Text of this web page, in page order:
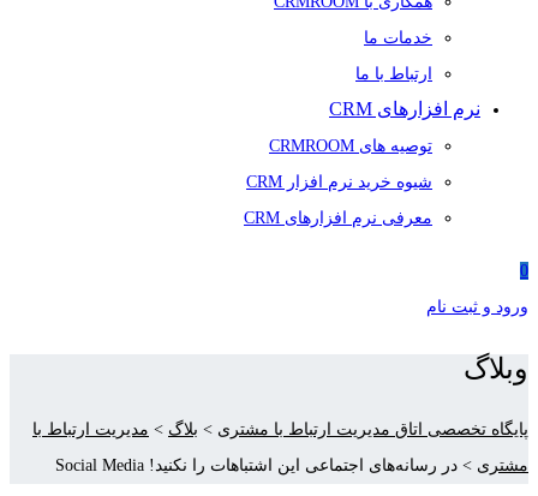
خدمات ما
ارتباط با ما
نرم افزارهای CRM
توصیه های CRMROOM
شیوه خرید نرم افزار CRM
معرفی نرم افزارهای CRM
0
ورود و ثبت نام
وبلاگ
پایگاه تخصصی اتاق مدیریت ارتباط با مشتری > بلاگ > مدیریت ارتباط با
مشتری > در رسانه‌های اجتماعی این اشتباهات را نکنید! Social Media